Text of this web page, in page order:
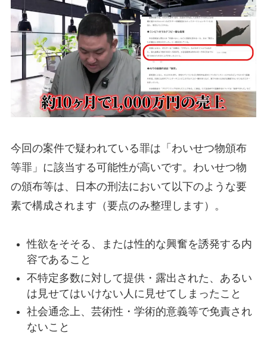
今回の案件で疑われている罪は「わいせつ物頒布
等罪」に該当する可能性が高いです。わいせつ物
の頒布等は、日本の刑法において以下のような要
素で構成されます（要点のみ整理します）。
性欲をそそる、または性的な興奮を誘発する内
容であること
不特定多数に対して提供・露出された、あるい
は見せてはいけない人に見せてしまったこと
社会通念上、芸術性・学術的意義等で免責され
ないこと